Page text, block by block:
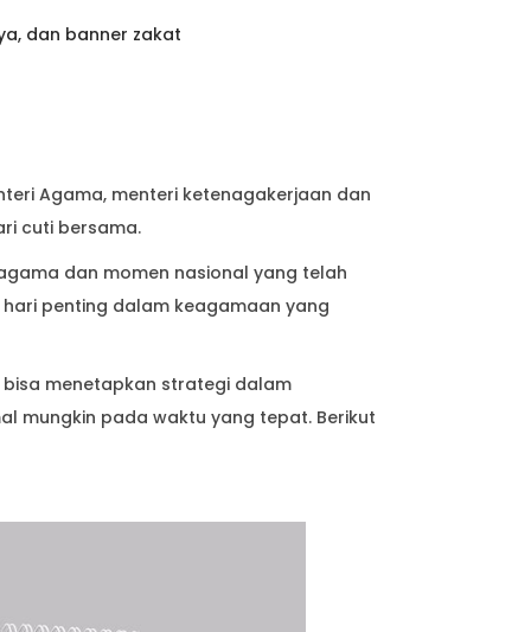
dan banner zakat
Agama, menteri ketenagakerjaan dan
cuti bersama.
dan momen nasional yang telah
penting dalam keagamaan yang
menetapkan strategi dalam
mungkin pada waktu yang tepat. Berikut